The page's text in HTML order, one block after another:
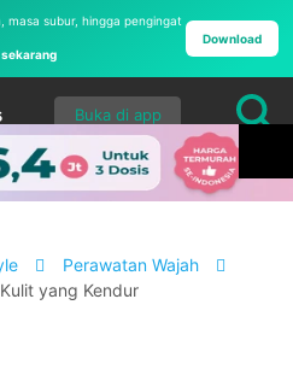
masa subur, hingga pengingat
Download
Buka di app
Perawatan Wajah
yang Kendur